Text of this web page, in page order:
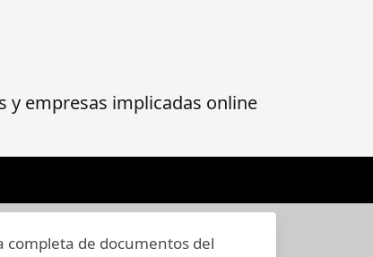
y empresas implicadas online
completa de documentos del